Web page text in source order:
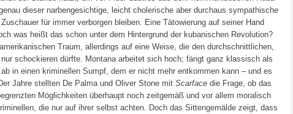
dieser narbengesichtige, leicht cholerische aber durchaus sympathische
für immer verborgen bleiben. Eine Tätowierung auf seiner Hand
was heißt das schon unter dem Hintergrund der kubanischen Revolution?
Traum, allerdings auf eine Weise, die den durchschnittlichen,
schockieren dürfte. Montana arbeitet sich hoch; fängt ganz klassisch als
in einen kriminellen Sumpf, dem er nicht mehr entkommen kann – und es
Jahre stellten De Palma und Oliver Stone mit Scarface die Frage, ob das
Möglichkeiten überhaupt noch zeitgemäß und vor allem moralisch
die nur auf ihrer selbst achten. Doch das Sittengemälde zeigt, dass